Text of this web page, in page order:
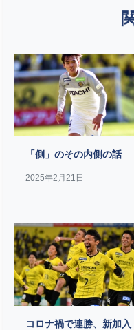
「側」のその内側の話
2025年2月21日
コロナ禍で連勝、新加入